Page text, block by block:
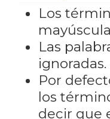
Los
Las
ignoradas.
Por
los
decir que